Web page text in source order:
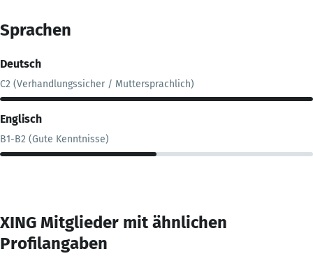
Sprachen
Deutsch
C2 (Verhandlungssicher / Muttersprachlich)
Englisch
B1-B2 (Gute Kenntnisse)
XING Mitglieder mit ähnlichen
Profilangaben